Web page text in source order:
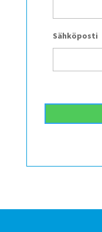
Sähköposti